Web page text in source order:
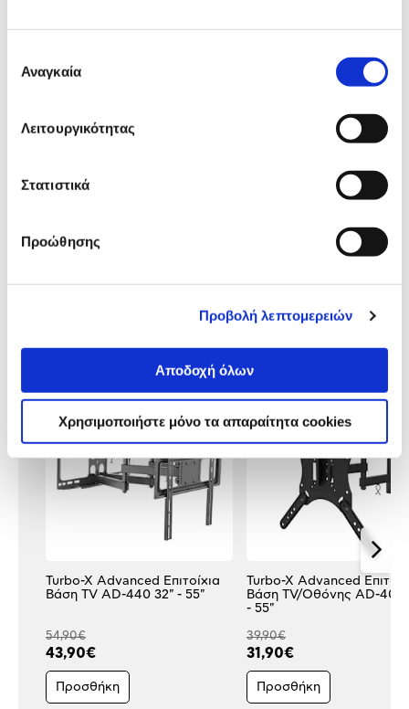
συγκατάθεσης
Αναγκαία
Λειτουργικότητας
Στατιστικά
Προώθησης
Προβολή λεπτομερειών
Αποδοχή όλων
Χρησιμοποιήστε μόνο τα απαραίτητα cookies
100 x 200 / 200 x 100
Αναλυτική
προϊόντος
Δες τι κλίκαραν όσοι είδαν το ίδιο
προϊόν με εσένα!
Turbo-X Advanced Επιτοίχια
Βάση TV AD-440 32" - 55"
54,90€
43,90€
Προσθήκη
Turbo-X Advanced
Βάση TV/Οθόνης AD-400
- 55"
39,90€
31,90€
Προσθήκη